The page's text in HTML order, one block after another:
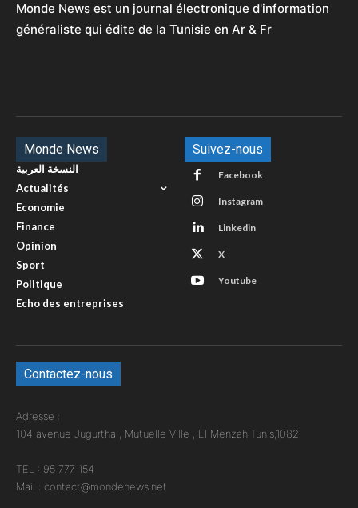
Monde News est un journal électronique d'information
généraliste qui édite de la Tunisie en Ar & Fr
Monde News
النسخة العربية
Actualités
Economie
Finance
Opinion
Sport
Politique
Echo des entreprises
Suivez-nous
Facebook
Instagram
Linkedin
X
Youtube
Contactez-nous
Adresse :
104 avenue Jugurtha , Mutuelle Ville , El Menzah,Tunis,1082
TEL : 95 777 154
Mail : contact@mondenews.net